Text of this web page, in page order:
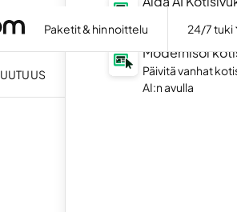
Paketit & hinnoittelu 24/7 tuki
UUTUUS
Modernisoi
Päivitä vanhat
AI:n avulla